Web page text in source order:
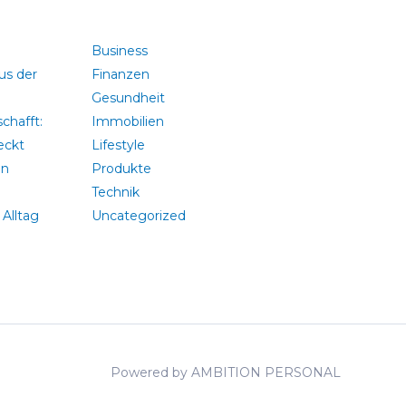
der
Business
Finanzen
Gesundheit
Immobilien
Lifestyle
Produkte
Technik
Uncategorized
Powered by AMBITION PERSONAL